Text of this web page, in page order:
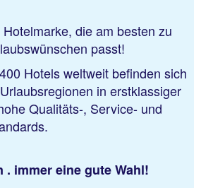
die am besten zu
passt!
Hotels weltweit befinden sich
in erstklassiger
Qualitäts-, Service- und
. immer eine gute Wahl!